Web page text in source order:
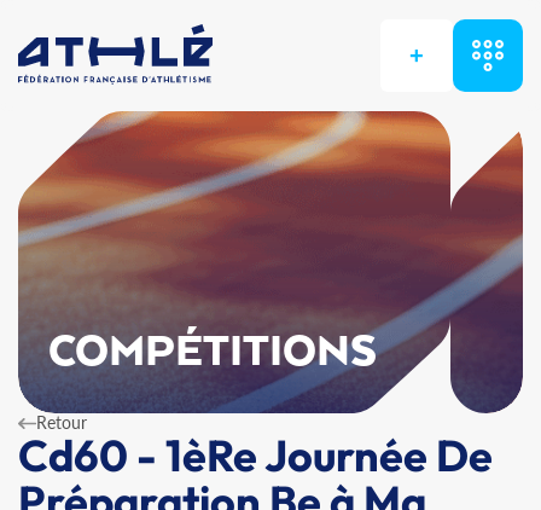
+
COMPÉTITIONS
Retour
Cd60 - 1èRe Journée De